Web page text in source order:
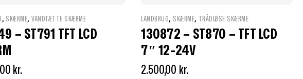
, SKÆRME,VANDTÆTTE SKÆRME
– ST791 TFT LCD
kr.
LANDBRUG, SKÆRME, TRÅDLØSE SKÆRME
130872 – ST870 – TFT LCD
7″ 12-24V
2.500,00 kr.